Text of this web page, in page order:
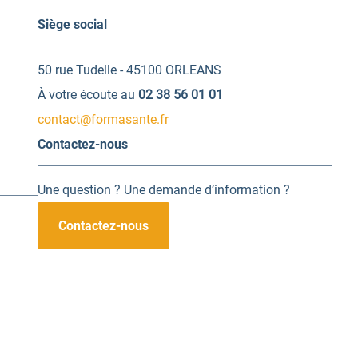
Siège social
50 rue Tudelle - 45100 ORLEANS
À votre écoute au 02 38 56 01 01
contact@formasante.fr
Contactez-nous
Une question ? Une demande d’information ?
Contactez-nous